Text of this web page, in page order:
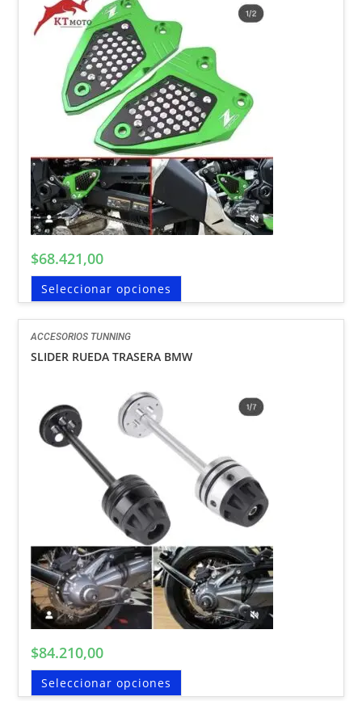
$68.421,00
Seleccionar opciones
ACCESORIOS TUNNING
SLIDER RUEDA TRASERA BMW
$84.210,00
Seleccionar opciones